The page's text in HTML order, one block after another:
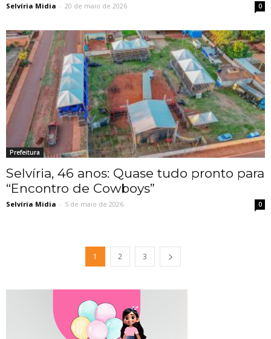
Selvíria Midia - 20 de maio de 2026 0
Prefeitura
Selvíria, 46 anos: Quase tudo pronto para
“Encontro de Cowboys”
Selvíria Midia - 5 de maio de 2026 0
1 2 3